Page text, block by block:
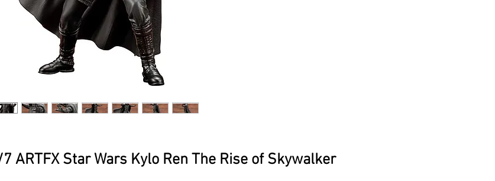
ARTFX Star Wars Kylo Ren The Rise of Skywalker